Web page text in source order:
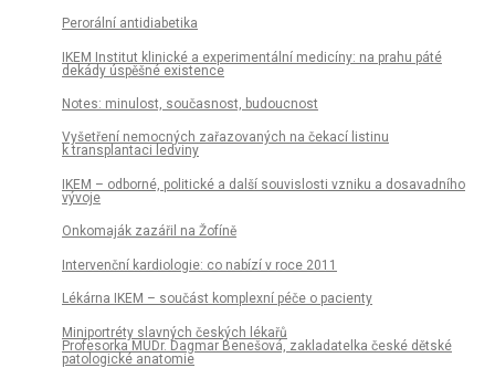
Perorální antidiabetika
IKEM Institut klinické a experimentální medicíny: na prahu páté
dekády úspěšné existence
Notes: minulost, současnost, budoucnost
Vyšetření nemocných zařazovaných na čekací listinu
k transplantaci ledviny
IKEM – odborné, politické a další souvislosti vzniku a dosavadního
vývoje
Onkomaják zazářil na Žofíně
Intervenční kardiologie: co nabízí v roce 2011
Lékárna IKEM – součást komplexní péče o pacienty
Miniportréty slavných českých lékařů
Profesorka MUDr. Dagmar Benešová, zakladatelka české dětské
patologické anatomie